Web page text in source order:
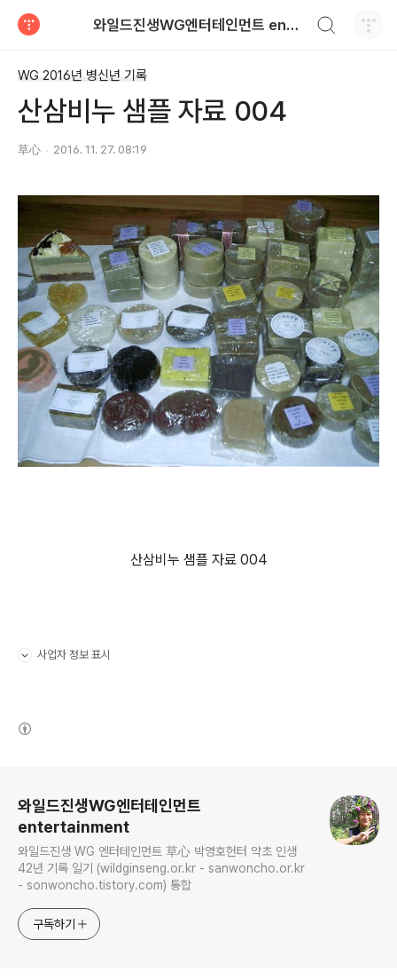
와일드진생WG엔터테인먼트 entertainment
WG 2016년 병신년 기록
산삼비누 샘플 자료 004
草心 2016. 11. 27. 08:19
산삼비누 샘플 자료 004
사업자 정보 표시
와일드진생WG엔터테인먼트
entertainment
와일드진생 WG 엔터테인먼트 草心 박영호헌터 약초 인생
42년 기록 일기 (wildginseng.or.kr - sanwoncho.or.kr
- sonwoncho.tistory.com) 통합
구독하기